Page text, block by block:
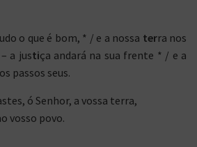
o que é bom, * / e a nossa terra nos
a justiça andará na sua frente * / e a
passos seus.
ó Senhor, a vossa terra,
vosso povo.